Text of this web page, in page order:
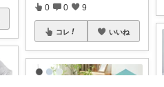
0 0 9
コレ いいね